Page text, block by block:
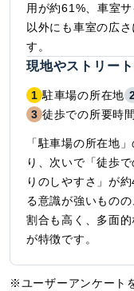
用が約61%、車室
以外にも車室の広
す。
現地やストリー
1 駐車場の所在地
3 徒歩での所要時間
「駐車場の所在地
り、次いで「徒歩
りのしやすさ」が
る意識が強いもの
割合も高く、多面
が特徴です。
※ユーザーアンケート